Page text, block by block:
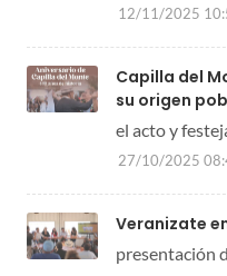
12/11/2025
Capilla del
su origen
el acto y
27/10/2025
Veranizate
presentación